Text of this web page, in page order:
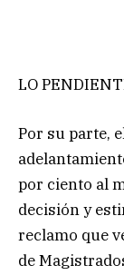
LO
Por su parte,
por ciento al
decisión y
reclamo que
de